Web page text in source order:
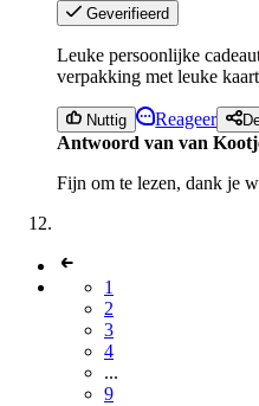
Geverifieerd
Leuke persoonlijke
verpakking met leuke
Nuttig Reageer
Antwoord van van
Fijn om te lezen, dank je
1
2
3
4
...
9